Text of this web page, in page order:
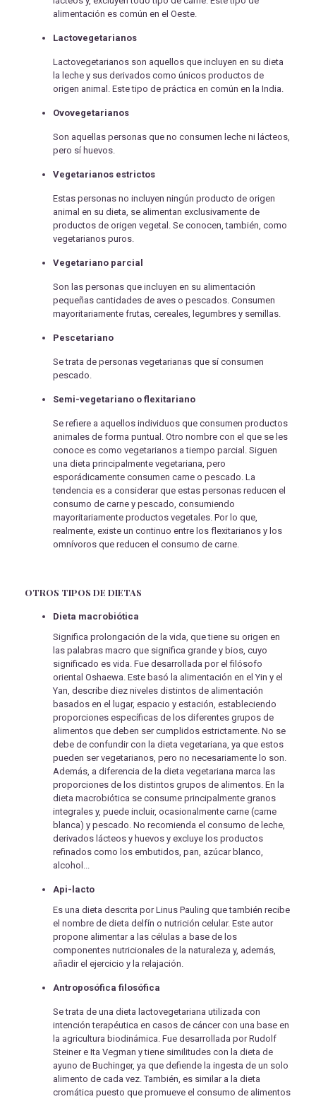
alimentación es común en el Oeste.
Lactovegetarianos
Lactovegetarianos son aquellos que incluyen en su dieta
la leche y sus derivados como únicos productos de
origen animal. Este tipo de práctica en común en la India.
Ovovegetarianos
Son aquellas personas que no consumen leche ni lácteos,
pero sí huevos.
Vegetarianos estrictos
Estas personas no incluyen ningún producto de origen
animal en su dieta, se alimentan exclusivamente de
productos de origen vegetal. Se conocen, también, como
vegetarianos puros.
Vegetariano parcial
Son las personas que incluyen en su alimentación
pequeñas cantidades de aves o pescados. Consumen
mayoritariamente frutas, cereales, legumbres y semillas.
Pescetariano
Se trata de personas vegetarianas que sí consumen
pescado.
Semi-vegetariano o flexitariano
Se refiere a aquellos individuos que consumen productos
animales de forma puntual. Otro nombre con el que se les
conoce es como vegetarianos a tiempo parcial. Siguen
una dieta principalmente vegetariana, pero
esporádicamente consumen carne o pescado. La
tendencia es a considerar que estas personas reducen el
consumo de carne y pescado, consumiendo
mayoritariamente productos vegetales. Por lo que,
realmente, existe un continuo entre los flexitarianos y los
omnívoros que reducen el consumo de carne.
OTROS TIPOS DE DIETAS
Dieta macrobiótica
Significa prolongación de la vida, que tiene su origen en
las palabras macro que significa grande y bios, cuyo
significado es vida. Fue desarrollada por el filósofo
oriental Oshaewa. Este basó la alimentación en el Yin y el
Yan, describe diez niveles distintos de alimentación
basados en el lugar, espacio y estación, estableciendo
proporciones específicas de los diferentes grupos de
alimentos que deben ser cumplidos estrictamente. No se
debe de confundir con la dieta vegetariana, ya que estos
pueden ser vegetarianos, pero no necesariamente lo son.
Además, a diferencia de la dieta vegetariana marca las
proporciones de los distintos grupos de alimentos. En la
dieta macrobiótica se consume principalmente granos
integrales y, puede incluir, ocasionalmente carne (carne
blanca) y pescado. No recomienda el consumo de leche,
derivados lácteos y huevos y excluye los productos
refinados como los embutidos, pan, azúcar blanco,
alcohol...
Api-lacto
Es una dieta descrita por Linus Pauling que también recibe
el nombre de dieta delfín o nutrición celular. Este autor
propone alimentar a las células a base de los
componentes nutricionales de la naturaleza y, además,
añadir el ejercicio y la relajación.
Antroposófica filosófica
Se trata de una dieta lactovegetariana utilizada con
intención terapéutica en casos de cáncer con una base en
la agricultura biodinámica. Fue desarrollada por Rudolf
Steiner e Ita Vegman y tiene similitudes con la dieta de
ayuno de Buchinger, ya que defiende la ingesta de un solo
alimento de cada vez. También, es similar a la dieta
cromática puesto que promueve el consumo de alimentos